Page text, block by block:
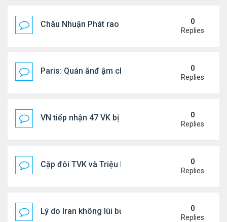
Châu Nhuận Phát rao bán tài sản
0
Replies
Paris: Quán ănđ ậm chất Việt đông kín khách chờ
0
Replies
VN tiếp nhận 47 VK bị Mỹ trục xuất, Công an
0
Replies
Cặp đôi TVK và Triệu Mẫn được yêu thích nhất
0
Replies
Lý do Iran không lùi bước trước lời đe dọa của
0
Replies